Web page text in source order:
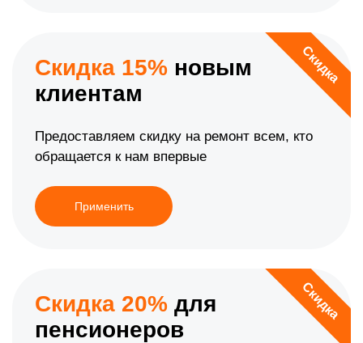
Скидка
Скидка 15% новым
клиентам
Предоставляем скидку на ремонт всем, кто
обращается к нам впервые
Применить
Скидка
Скидка 20% для
пенсионеров